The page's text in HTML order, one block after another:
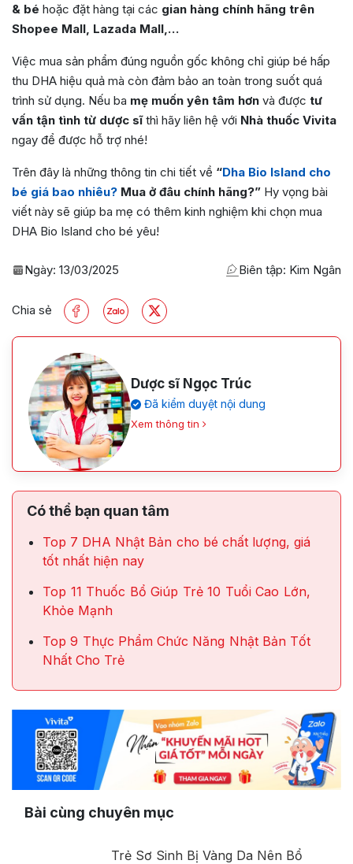
& bé hoặc đặt hàng tại các gian hàng chính hãng trên
Shopee Mall, Lazada Mall,…
Việc mua sản phẩm đúng nguồn gốc không chỉ giúp bé hấp
thu DHA hiệu quả mà còn đảm bảo an toàn trong suốt quá
trình sử dụng. Nếu ba mẹ muốn yên tâm hơn và được tư
vấn tận tình từ dược sĩthì hãy liên hệ với Nhà thuốc Vivita
ngay để được hỗ trợ nhé!
Trên đây là những thông tin chi tiết về “Dha Bio Island cho
bé giá bao nhiêu? Mua ở đâu chính hãng?” Hy vọng bài
viết này sẽ giúp ba mẹ có thêm kinh nghiệm khi chọn mua
DHA Bio Island cho bé yêu!
Ngày: 13/03/2025 Biên tập: Kim Ngân
Chia sẻ
Dược sĩ Ngọc Trúc
Đã kiểm duyệt nội dung
Xem thông tin
Có thể bạn quan tâm
Top 7 DHA Nhật Bản cho bé chất lượng, giá
tốt nhất hiện nay
Top 11 Thuốc Bổ Giúp Trẻ 10 Tuổi Cao Lớn,
Khỏe Mạnh
Top 9 Thực Phẩm Chức Năng Nhật Bản Tốt
Nhất Cho Trẻ
Bài cùng chuyên mục
Trẻ Sơ Sinh Bị Vàng Da Nên Bổ